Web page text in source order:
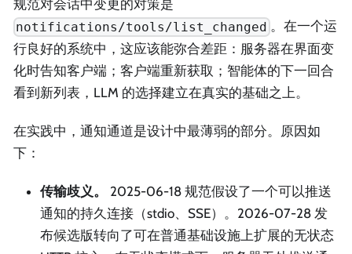
规范对会话中变更的对策是
notifications/tools/list_changed 。在一个运
行良好的系统中，这应该能弥合差距：服务器在界面变
化时告知客户端；客户端重新获取；智能体的下一回合
看到新列表，LLM 的选择建立在真实的基础之上。
在实践中，通知通道是设计中最薄弱的部分。原因如
下：
传输歧义。
2025-06-18 规范假设了一个可以推送
通知的持久连接（stdio、SSE）。2026-07-28 发
布候选版转向了可在普通基础设施上扩展的无状态